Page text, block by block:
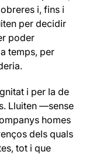
i, fins i
per decidir
poder
temps, per
i per la de
Lluiten —sense
homes
dels quals
tot i que